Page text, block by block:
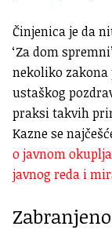
Činjenica je da
‘Za dom
nekoliko zakona
ustaškog
praksi takvih
Kazne se
o javnom
javnog reda i